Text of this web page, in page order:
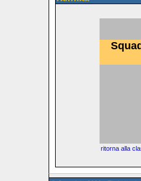
ritorna alla